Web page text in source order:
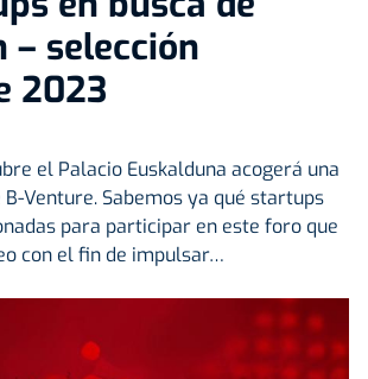
– selección
2023
el Palacio Euskalduna acogerá una
B-Venture. Sabemos ya qué startups
para participar en este foro que
con el fin de impulsar…